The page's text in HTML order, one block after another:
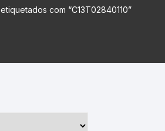
com “C13T02840110”